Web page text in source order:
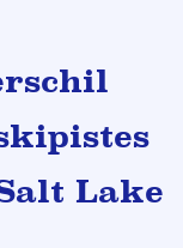
Lake